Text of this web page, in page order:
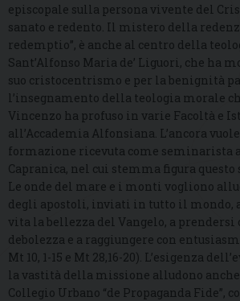
episcopale sulla persona vivente del
sanato e redento. Il mistero della
redemptio”, è anche al centro della
Sant’Alfonso Maria de’ Liguori, che ha
suo cristocentrismo e per la benignità
l’insegnamento della teologia morale
Vincenzo ha profuso in varie Facoltà e
all’Accademia Alfonsiana. L’ancora
formazione ricevuta come seminarista
Capranica, nel cui stemma figura questo
Le onde del mare e i monti vogliono
degli apostoli, inviati in tutto il mondo,
vita la bellezza del Vangelo, a prendersi
debolezza e a raggiungere con
Mt 10, 1-15 e Mt 28,16-20). L’esigenza
la vastità della missione alludono
Collegio Urbano “de Propaganda Fide”,